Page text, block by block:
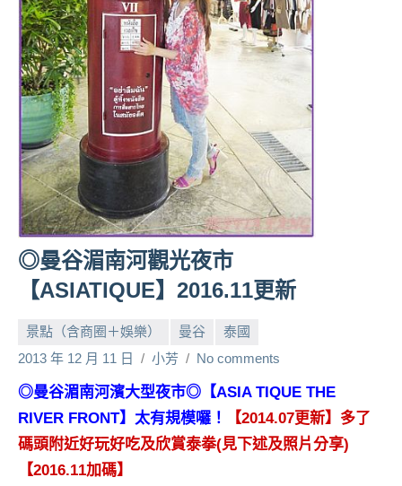
旅
遊、
達
人
帶
路、
旅
遊
節
目
來
賓、
News
號
節
班
底、
外
景
◎曼谷湄南河觀光夜市
【ASIATIQUE】2016.11更新
景點（含商圈＋娛樂） 曼谷
泰國
2013 年 12 月 11 日
小芳 No comments
◎曼谷湄南河濱大型夜市◎【ASIA TIQUE THE
RIVER FRONT】太有規模囉！
【2014.07更新】 多了
碼頭附近好玩好吃及欣賞泰拳(見下述及照片分享)
【2016.11加碼】